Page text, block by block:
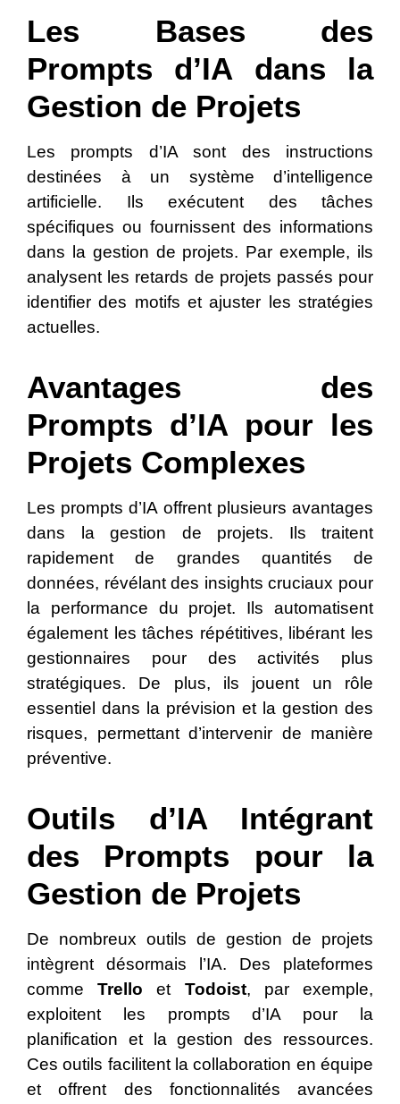
Les Bases des
Prompts d’IA dans la
Gestion de Projets
Les prompts d’IA sont des instructions
destinées à un système d’intelligence
artificielle. Ils exécutent des tâches
spécifiques ou fournissent des informations
dans la gestion de projets. Par exemple, ils
analysent les retards de projets passés pour
identifier des motifs et ajuster les stratégies
actuelles.
Avantages des
Prompts d’IA pour les
Projets Complexes
Les prompts d’IA offrent plusieurs avantages
dans la gestion de projets. Ils traitent
rapidement de grandes quantités de
données, révélant des insights cruciaux pour
la performance du projet. Ils automatisent
également les tâches répétitives, libérant les
gestionnaires pour des activités plus
stratégiques. De plus, ils jouent un rôle
essentiel dans la prévision et la gestion des
risques, permettant d’intervenir de manière
préventive.
Outils d’IA Intégrant
des Prompts pour la
Gestion de Projets
De nombreux outils de gestion de projets
intègrent désormais l’IA. Des plateformes
commeTrello et Todoist, par exemple,
exploitent les prompts d’IA pour la
planification et la gestion des ressources.
Ces outils facilitent la collaboration en équipe
et offrent des fonctionnalités avancées